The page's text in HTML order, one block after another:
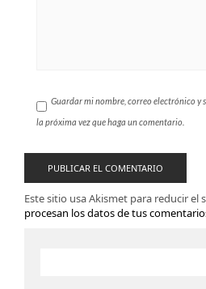
Guardar mi nombre, correo electrónico y
la próxima vez que haga un comentario.
Este sitio usa Akismet para reducir el
procesan los datos de tus